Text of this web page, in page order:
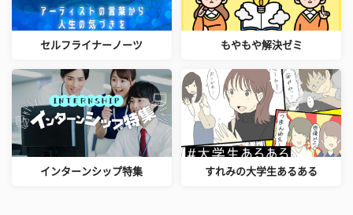
セルフライナーノーツ もやもや解決ゼミ
インターンシップ特集 すれみの大学生あるある